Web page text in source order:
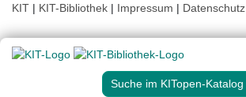
KIT | KIT-Bibliothek | Impressum | Datenschutz
Suche im KITopen-Katalog